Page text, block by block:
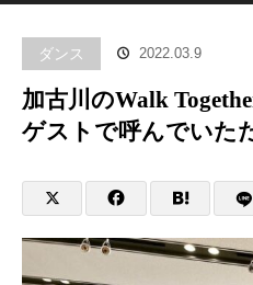
んでいただきました✨
ダンス 2022.03.9
加古川のWalk
ゲストで呼んでいた